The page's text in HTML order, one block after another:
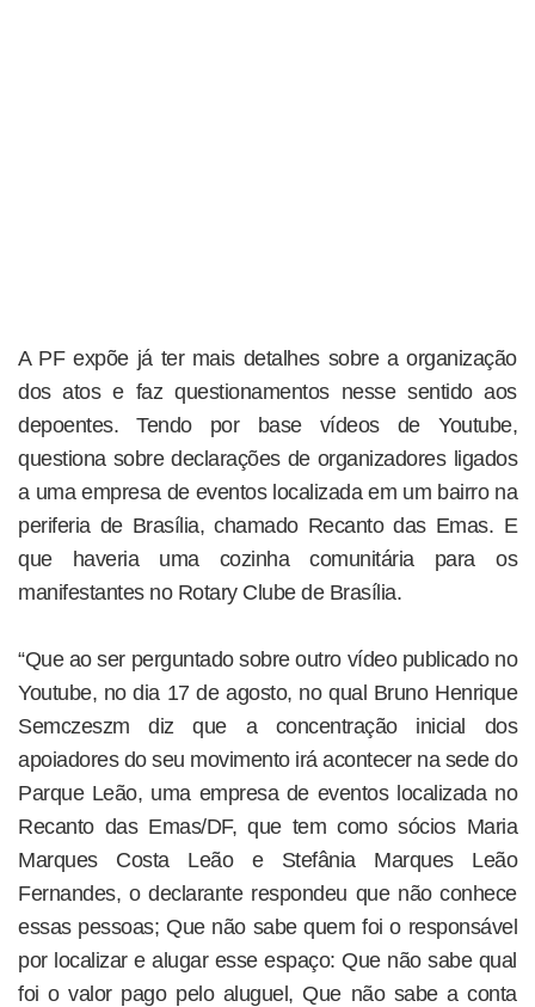
A PF expõe já ter mais detalhes sobre a organização
dos atos e faz questionamentos nesse sentido aos
depoentes. Tendo por base vídeos de Youtube,
questiona sobre declarações de organizadores ligados
a uma empresa de eventos localizada em um bairro na
periferia de Brasília, chamado Recanto das Emas. E
que haveria uma cozinha comunitária para os
manifestantes no Rotary Clube de Brasília.
“Que ao ser perguntado sobre outro vídeo publicado no
Youtube, no dia 17 de agosto, no qual Bruno Henrique
Semczeszm diz que a concentração inicial dos
apoiadores do seu movimento irá acontecer na sede do
Parque Leão, uma empresa de eventos localizada no
Recanto das Emas/DF, que tem como sócios Maria
Marques Costa Leão e Stefânia Marques Leão
Fernandes, o declarante respondeu que não conhece
essas pessoas; Que não sabe quem foi o responsável
por localizar e alugar esse espaço: Que não sabe qual
foi o valor pago pelo aluguel, Que não sabe a conta